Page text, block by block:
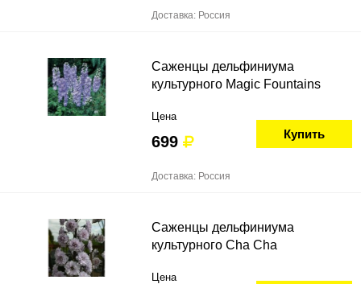
Доставка: Россия
Саженцы дельфиниума
культурного Magic Fountains
Цена
699 Купить
Доставка: Россия
Саженцы дельфиниума
культурного Cha Cha
Цена